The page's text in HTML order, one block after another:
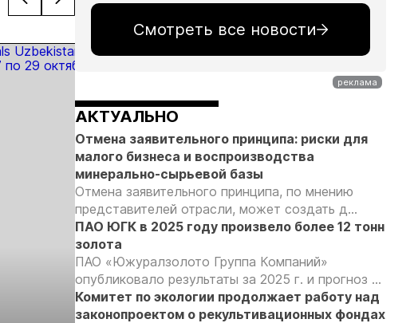
проектов в
Якутии
полугодии
природоохранных
Смотреть все новости
АКТУАЛЬНО
Отмена заявительного принципа: риски для
малого бизнеса и воспроизводства
минерально-сырьевой базы
Отмена заявительного принципа, по мнению
представителей отрасли, может создать д...
ПАО ЮГК в 2025 году произвело более 12 тонн
золота
ПАО «Южуралзолото Группа Компаний»
опубликовало результаты за 2025 г. и прогноз ...
Комитет по экологии продолжает работу над
законопроектом о рекультивационных фондах